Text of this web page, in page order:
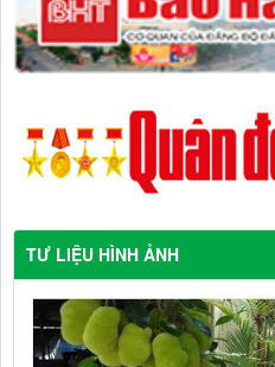
TƯ LIỆU HÌNH ẢNH